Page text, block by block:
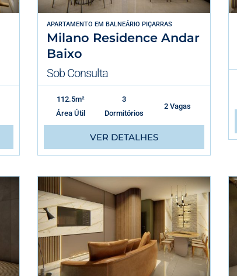
APARTAMENTO EM BALNEÁRIO PIÇARRAS
Milano Residence Andar
Baixo
Sob Consulta
112.5m²
Área Útil
3
Dormitórios
2 Vagas
VER DETALHES